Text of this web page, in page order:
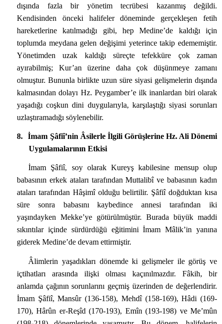
dışında fazla bir yönetim tecrübesi kazanmış değildi.
Kendisinden önceki halifeler döneminde gerçekleşen fetih
hareketlerine katılmadığı gibi, hep Medine’de kaldığı için
toplumda meydana gelen değişimi yeterince takip edememiştir.
Yönetimden uzak kaldığı süreçte tefekküre çok zaman
ayırabilmiş; Kur’an üzerine daha çok düşünmeye zamanı
olmuştur. Bununla birlikte uzun süre siyasi gelişmelerin dışında
kalmasından dolayı Hz. Peygamber’e ilkinanlardan biri olarak
yaşadığı coşkun dini duygularıyla, karşılaştığı siyasi sorunları
uzlaştıramadığı söylenebilir.
8.
İmam Şâfiî’nin Âsilerle İlgili Görüşlerine Hz. Ali Dönemi
Uygulamalarının Etkisi
İmam Şâfiî, soy olarak Kureyş kabilesine mensup olup
babasının erkek ataları tarafından Muttalibî ve babasının kadın
ataları tarafından Hâşimî olduğu belirtilir. Şâfiî doğduktan kısa
süre sonra babasını kaybedince annesi tarafından iki
yaşındayken Mekke’ye götürülmüştür. Burada büyük maddi
sıkıntılar içinde sürdürdüğü eğitimini İmam Mâlik’in yanına
giderek Medine’de devam ettirmiştir.
Âlimlerin yaşadıkları dönemde ki gelişmeler ile görüş ve
içtihatları arasında ilişki olması kaçınılmazdır. Fâkih, bir
anlamda çağının sorunlarını geçmiş üzerinden de değerlendirir.
İmam Şâfiî, Mansûr (136-158), Mehdî (158-169), Hâdi (169-
170), Hârûn er-Reşîd (170-193), Emîn (193-198) ve Me’mûn